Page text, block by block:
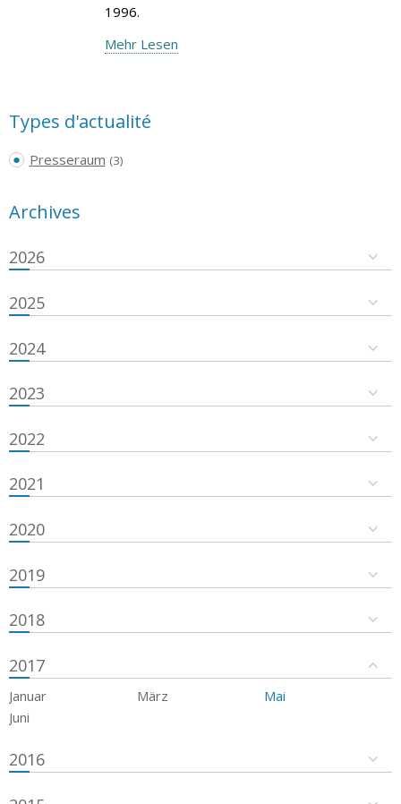
1996.
Mehr Lesen
Types d'actualité
Presseraum (3)
Archives
2026
2025
2024
2023
2022
2021
2020
2019
2018
2017
Januar März
Mai
Juni
2016